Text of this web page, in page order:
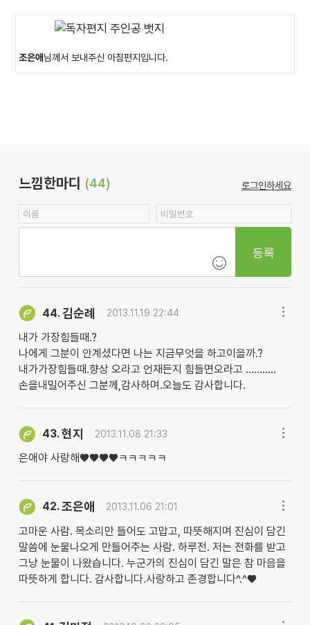
조은애님께서 보내주신 아침편지입니다.
느낌한마디 (44) 로그인하세요
등록
44.김순례 2013.11.19 22:44
내가 가장힘들때.?
나에게 그분이 안계셨다면 나는 지금무엇을 하고이을까.?
내가가장힘들때.향상 오라고 언재든지 힘들면오라고 ...........
손을내밀어주신 그분께,감사하며.오늘도 감사합니다.
43.현지 2013.11.08 21:33
은애야 사랑해♥♥♥♥ㅋㅋㅋㅋㅋ
42.조은애 2013.11.06 21:01
고마운 사람. 목소리만 들어도 고맙고, 따뜻해지며 진심이 담긴
말씀에 눈물나오게 만들어주는 사람. 하루전. 저는 전화를 받고
그냥 눈물이 나왔습니다. 누군가의 진심이 담긴 말은 참 마음을
따뜻하게 합니다. 감사합니다.사랑하고 존경합니다^.^♥